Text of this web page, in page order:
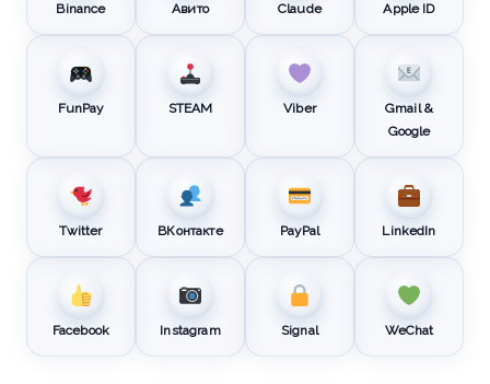
Binance Авито Claude Apple ID
FunPay STEAM Viber
Gmail &
Google
Twitter ВКонтакте PayPal LinkedIn
Facebook Instagram Signal WeChat